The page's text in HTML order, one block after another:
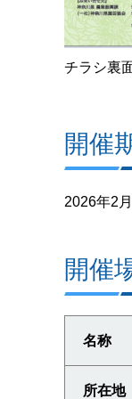
チラシ裏
開催
2026年2
開催
名称
所在地